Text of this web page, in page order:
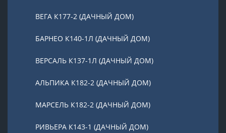
ВЕГА К177-2 (ДАЧНЫЙ ДОМ)
БАРНЕО К140-1Л (ДАЧНЫЙ ДОМ)
ВЕРСАЛЬ К137-1Л (ДАЧНЫЙ ДОМ)
АЛЬПИКА К182-2 (ДАЧНЫЙ ДОМ)
МАРСЕЛЬ К182-2 (ДАЧНЫЙ ДОМ)
РИВЬЕРА К143-1 (ДАЧНЫЙ ДОМ)